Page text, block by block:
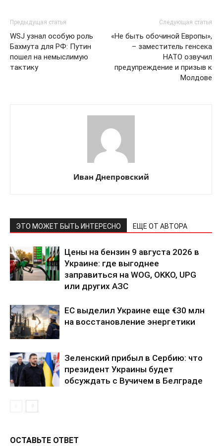
Предыдущая статья
WSJ узнал особую роль
Бахмута для РФ: Путин
пошел на немыслимую
тактику
Следующая статья
«Не быть обочиной Европы»,
– заместитель генсека
НАТО озвучил
предупреждение и призыв к
Молдове
Иван Днепровский
ЭТО МОЖЕТ БЫТЬ ИНТЕРЕСНО ЕЩЕ ОТ АВТОРА
Цены на бензин 9 августа 2026 в
Украине: где выгоднее
заправиться на WOG, OKKO, UPG
или других АЗС
ЕС выделил Украине еще €30 млн
на восстановление энергетики
Зеленский прибыл в Сербию: что
президент Украины будет
обсуждать с Вучичем в Белграде
ОСТАВЬТЕ ОТВЕТ